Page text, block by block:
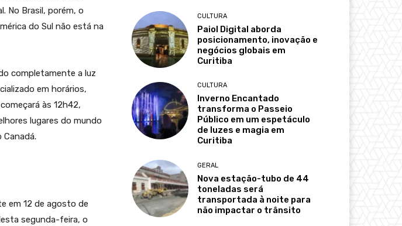
No Brasil, porém, o
do Sul não está na
completamente a luz
em horários,
às 12h42,
lugares do mundo
em 12 de agosto de
segunda-feira, o
CULTURA
Paiol Digital aborda
posicionamento, inovação e
negócios globais em
Curitiba
CULTURA
Inverno Encantado
transforma o Passeio
Público em um espetáculo
de luzes e magia em
Curitiba
GERAL
Nova estação-tubo de 44
toneladas será
transportada à noite para
não impactar o trânsito